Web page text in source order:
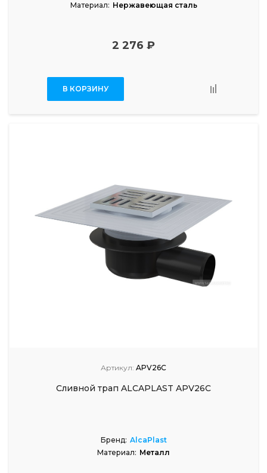
Материал: Нержавеющая сталь
2 276 ₽
В КОРЗИНУ
Артикул: APV26C
Сливной трап ALCAPLAST APV26C
Бренд: AlcaPlast
Материал: Металл